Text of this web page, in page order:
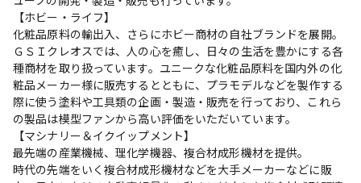
【ホビー・ライフ】
化粧品原料の輸出入、さらにホビー商材の自社ブランドを展開。
ＧＳＩクレオスでは、人の心を癒し、日々の生活を豊かにする各
種商材を取り扱っています。ユニークな化粧品原料を国内外の化
粧品メーカー様に販売するとともに、プラモデルなどを製作する
際に使う塗料や工具類の企画・製造・販売を行っており、これら
の製品は模型ファンから高い評価をいただいています。
【マシナリー＆イクイップメント】
最先端の産業機械、理化学機器、複合材成形機材を提供。
時代の先端をいく複合材成形機材などを大手メーカーなどに販